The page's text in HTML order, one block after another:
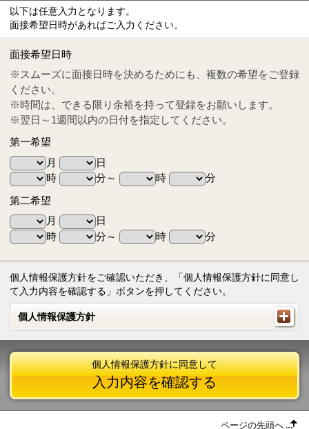
Tel
0570-55-0314
以下は任意入力となります。
面接希望日時があればご入力ください。
面接希望日時
※スムーズに面接日時を決めるためにも、複数の希望をご登録
ください。
※時間は、できる限り余裕を持って登録をお願いします。
※翌日～1週間以内の日付を指定してください。
第一希望
月
日
時
分～ 時
分
第二希望
月
日
時
分～ 時 分
個人情報保護方針をご確認いただき、「個人情報保護方針に同意し
て入力内容を確認する」ボタンを押してください。
個人情報保護方針
個人情報保護方針
個人情報保護方針に同意して
入力内容を確認する
ページの先頭へ